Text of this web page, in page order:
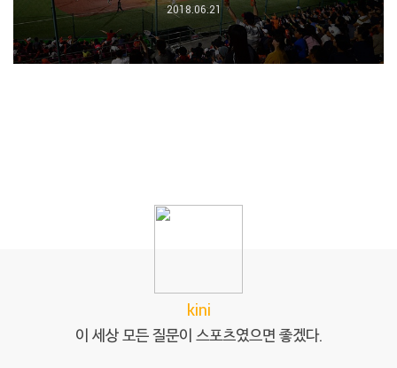
2018.06.21
kini
이 세상 모든 질문이 스포츠였으면 좋겠다.